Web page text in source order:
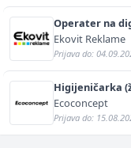
Operater na
(m/ž)
Ekovit Reklame
Prijava do:
Higijeničarka
Ecoconcept
Prijava do: